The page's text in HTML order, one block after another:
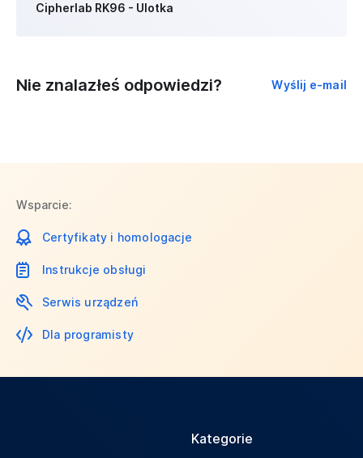
Cipherlab RK96 - Ulotka
Nie znalazłeś odpowiedzi? Wyślij e-mail
Wsparcie:
Certyfikaty i homologacje
Instrukcje obsługi
Serwis urządzeń
Dla programisty
Kategorie